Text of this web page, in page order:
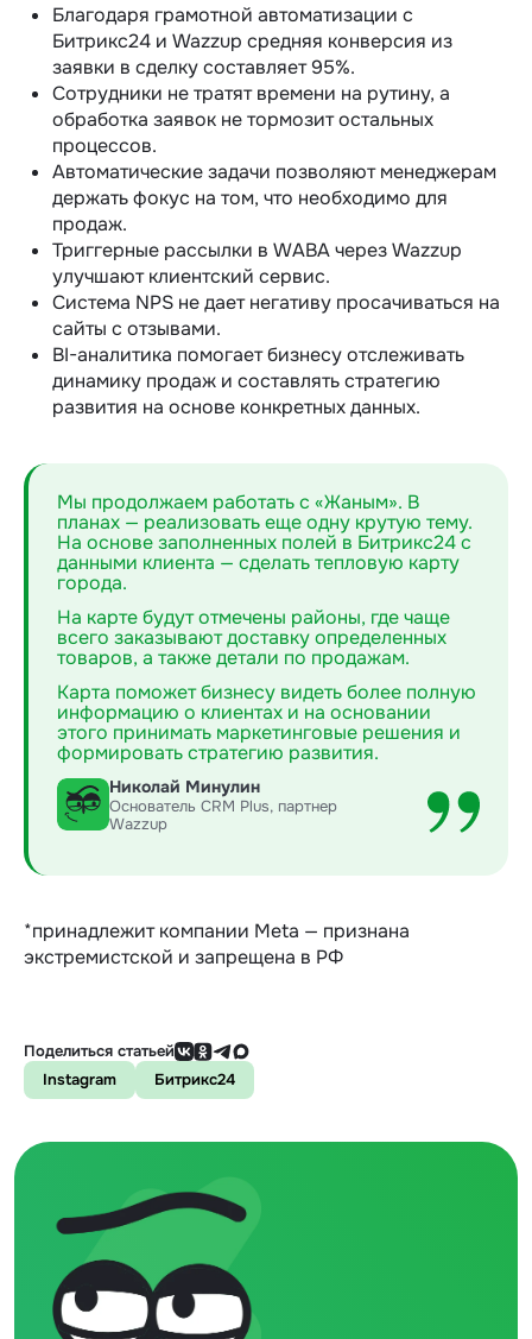
Благодаря грамотной автоматизации с
Битрикс24 и Wazzup средняя конверсия из
заявки в сделку составляет 95%.
Сотрудники не тратят времени на рутину, а
обработка заявок не тормозит остальных
процессов.
Автоматические задачи позволяют менеджерам
держать фокус на том, что необходимо для
продаж.
Триггерные рассылки в WABA через Wazzup
улучшают клиентский сервис.
Система NPS не дает негативу просачиваться на
сайты с отзывами.
BI-аналитика помогает бизнесу отслеживать
динамику продаж и составлять стратегию
развития на основе конкретных данных.
Мы продолжаем работать с «Жаным». В
планах — реализовать еще одну крутую тему.
На основе заполненных полей в Битрикс24 с
данными клиента — сделать тепловую карту
города.
На карте будут отмечены районы, где чаще
всего заказывают доставку определенных
товаров, а также детали по продажам.
Карта поможет бизнесу видеть более полную
информацию о клиентах и на основании
этого принимать маркетинговые решения и
формировать стратегию развития.
Николай Минулин
Основатель CRM Plus, партнер
Wazzup
*принадлежит компании Meta — признана
экстремистской и запрещена в РФ
Поделиться статьей
Instagram
Битрикс24